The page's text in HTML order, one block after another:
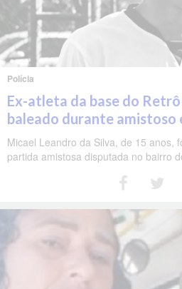
Polícia
Ex-atleta da base do
baleado durante amistoso
Micael Leandro da Silva, de 15 anos,
partida amistosa disputada no bairro